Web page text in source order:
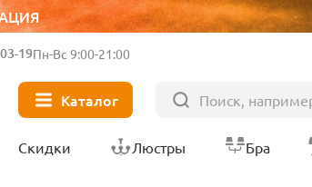
19Пн-Вс 9:00-21:00
Каталог
Скидки Люстры Бра